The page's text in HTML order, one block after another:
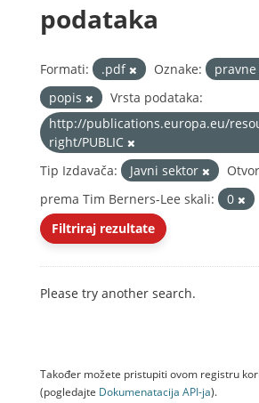
podataka
Formati: .pdf Oznake:
pravne
popis
Vrsta podataka:
http://publications.europa.eu/
right/PUBLIC
Tip Izdavača:
Javni sektor
prema Tim Berners-Lee skali:
0
Filtriraj rezultate
Please try another search.
Također možete pristupiti ovom registru
(pogledajte Dokumenаtаcijа API-jа).